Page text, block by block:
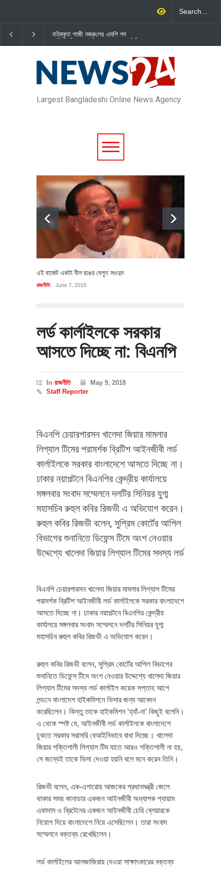
বহিষ্কৃত গাজী নজরু‌লের এম‌পি পদ
বা‌তি‌লে স্পিকার-ইসিকে জামায়া‌তের চি‌ঠি
দল থেকে বহিষ্কার
Largest Bangladeshi Online News Agency
এই বাজেট একটা নীল রঙের বেলুন: মওদুদ
রাজনীতি June 7, 2018
লর্ড কার্লাইলকে সরকার
আসতে দিচ্ছে না: বিএনপি
In রাজনীতি
May 9, 2018
Staff Reporter
বিএনপি চেয়ারপারসন খালেদা জিয়ার মামলার
লিগ্যাল টিমের পরামর্শক ব্রিটিশ আইনজীবী লর্ড
কার্লাইলকে সরকার বাংলাদেশে আসতে দিচ্ছে না।
ঢাকার নয়াপল্টনে বিএনপির কেন্দ্রীয় কার্যালয়ে
মঙ্গলবার সংবাদ সম্মেলনে দলটির সিনিয়র যুগ্ম
মহাসচিব রুহুল কবির রিজভী এ অভিযোগ করেন।
রুহুল কবির রিজভী বলেন, সুপ্রিম কোর্টের আপিল
বিভাগের শুনানিতে ডিফেন্স টিমে অংশ নেওয়ার
উদ্দেশ্যে খালেদা জিয়ার লিগ্যাল টিমের সদস্য লর্ড
বিএনপি চেয়ারপারসন খালেদা জিয়ার মামলার লিগ্যাল টিমের
পরামর্শক ব্রিটিশ আইনজীবী লর্ড কার্লাইলকে সরকার বাংলাদেশে
আসতে দিচ্ছে না। ঢাকার নয়াপল্টনে বিএনপির কেন্দ্রীয়
কার্যালয়ে মঙ্গলবার সংবাদ সম্মেলনে দলটির সিনিয়র যুগ্ম
মহাসচিব রুহুল কবির রিজভী এ অভিযোগ করেন।
রুহুল কবির রিজভী বলেন, সুপ্রিম কোর্টের আপিল বিভাগের
শুনানিতে ডিফেন্স টিমে অংশ নেওয়ার উদ্দেশ্যে খালেদা জিয়ার
লিগ্যাল টিমের সদস্য লর্ড কার্লাইল কয়েক সপ্তাহ আগে
লন্ডনে বাংলাদেশ হাইকমিশনে ভিসার জন্য আবেদন
করেছিলেন। কিন্তু তাকে হাইকমিশন ‘হ্যাঁ-না’ কিছুই বলেনি।
এ থেকে স্পষ্ট যে, আইনজীবী লর্ড কার্লাইলকে বাংলাদেশে
ঢুকতে সরকার সরাসরি বেআইনিভাবে বাধা দিচ্ছে। খালেদা
জিয়ার শক্তিশালী লিগ্যাল টিম যাতে আরও শক্তিশালী না হয়,
সে জন্যেই তাকে ভিসা দেওয়া হয়নি বলে মনে করেন তিনি।
রিজভী বলেন, এক-এগারোয় আজকের প্রধানমন্ত্রী জেলে
থাকার সময় কানাডার একজন আইনজীবী অধ্যাপক প্যায়াম
একাদাম ও ব্রিটেনের একজন আইনজীবী চেরি ব্লেয়ারকে
নিয়োগ দিয়ে বাংলাদেশে নিয়ে এসেছিলেন। তারা সংবাদ
সম্মেলনে বক্তব্য রেখেছিলেন।
লর্ড কার্লাইলের আলজাজিরায় দেওয়া সাক্ষাৎকারের বক্তব্য